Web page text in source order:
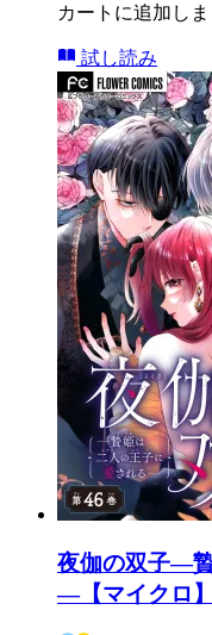
カートに追加しま
試し読み
夜伽の双子―
―【マイクロ